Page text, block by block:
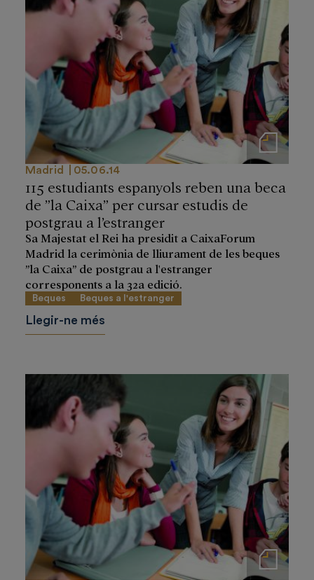
Notas de prensa
Madrid 05.06.14
115 estudiants espanyols reben una beca
de ”la Caixa” per cursar estudis de
postgrau a l’estranger
Sa Majestat el Rei ha presidit a CaixaForum
Madrid la cerimònia de lliurament de les beques
”la Caixa” de postgrau a l'estranger
corresponents a la 32a edició.
Beques Beques a l'estranger
Llegir-ne més
Notas de prensa